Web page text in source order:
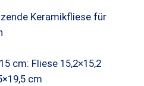
,
9
Keramikfliese für
cm: Fliese 15,2×15,2
cm